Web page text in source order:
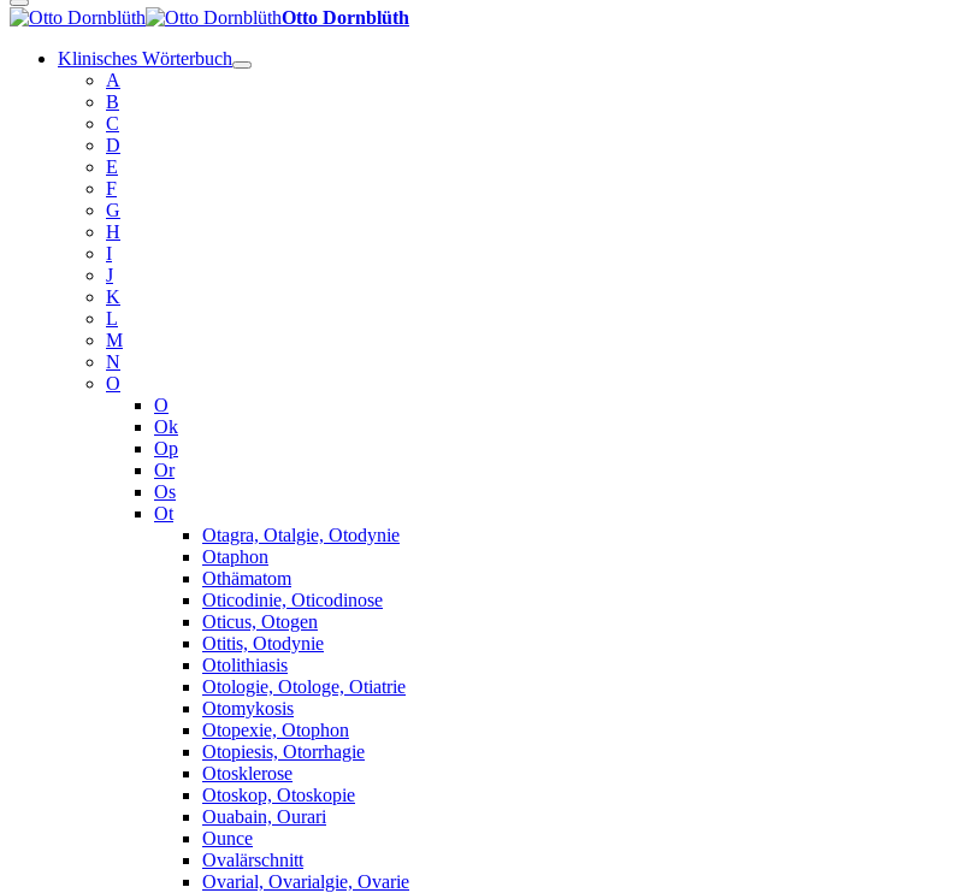
Otto Dornblüth
Klinisches Wörterbuch
A
B
C
D
E
F
G
H
I
J
K
L
M
N
O
O
Ok
Op
Or
Os
Ot
Otagra, Otalgie, Otodynie
Otaphon
Othämatom
Oticodinie, Oticodinose
Oticus, Otogen
Otitis, Otodynie
Otolithiasis
Otologie, Otologe, Otiatrie
Otomykosis
Otopexie, Otophon
Otopiesis, Otorrhagie
Otosklerose
Otoskop, Otoskopie
Ouabain, Ourari
Ounce
Ovalärschnitt
Ovarial, Ovarialgie, Ovarie